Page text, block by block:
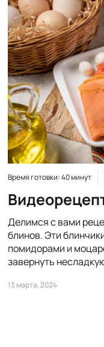
Время готовки: 40 минут
Делимся с вами
блинов. Эти
помидорами и
завернуть
13 марта, 2024